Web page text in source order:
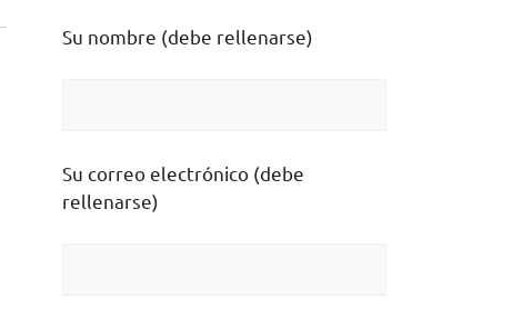
Su nombre (debe rellenarse)
Su correo electrónico (debe
rellenarse)